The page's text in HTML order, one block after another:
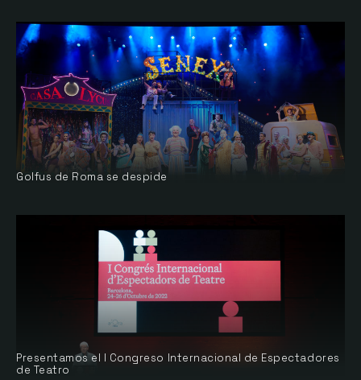
Golfus de Roma se despide
Presentamos el I Congreso Internacional de Espectadores
de Teatro